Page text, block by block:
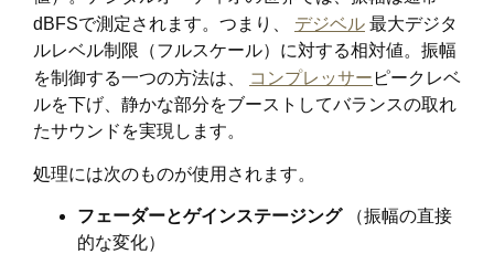
dBFSで測定されます。つまり、 デジベル 最大デジタ
ルレベル制限（フルスケール）に対する相対値。振幅
を制御する一つの方法は、
コンプレッサー ピークレベ
ルを下げ、静かな部分をブーストしてバランスの取れ
たサウンドを実現します。
処理には次のものが使用されます。
フェーダーとゲインステージング（振幅の直接
的な変化）